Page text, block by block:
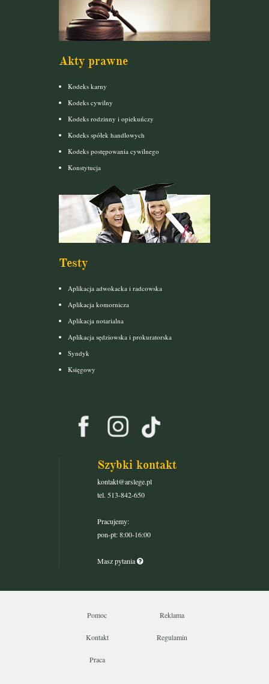
Akty prawne
Kodeks karny
Kodeks cywilny
Kodeks rodzinny i opiekuńczy
Kodeks spółek handlowych
Kodeks postępowania cywilnego
Konstytucja
Testy
Aplikacja adwokacka i radcowska
Aplikacja komornicza
Aplikacja notarialna
Aplikacja sędziowska i prokuratorska
Syndyk
Księgowy
Szybki kontakt
kontakt@arslege.pl
tel. 513-842-650
Pracujemy:
pon-pt: 8:00-16:00
Masz pytania
Pomoc Reklama
Kontakt Regulamin
Praca